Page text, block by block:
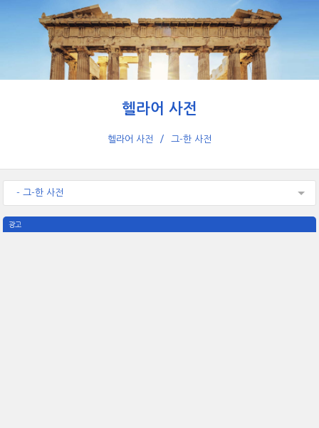
헬라어 사전
헬라어 사전 그-한 사전
- 그-한 사전
광고